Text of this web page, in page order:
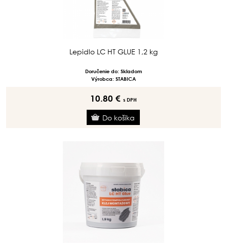
Lepidlo LC HT GLUE 1,2 kg
Doručenie do: Skladom
Výrobca: STABICA
10.80 € s DPH